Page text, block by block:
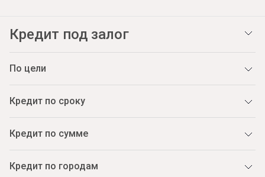
Кредит под залог
По цели
Кредит по сроку
Кредит по сумме
Кредит по городам